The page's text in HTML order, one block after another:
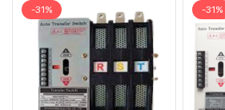
-31% -31%